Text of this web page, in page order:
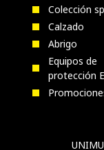
Colección
Calzado
Abrigo
Equipos de
protección